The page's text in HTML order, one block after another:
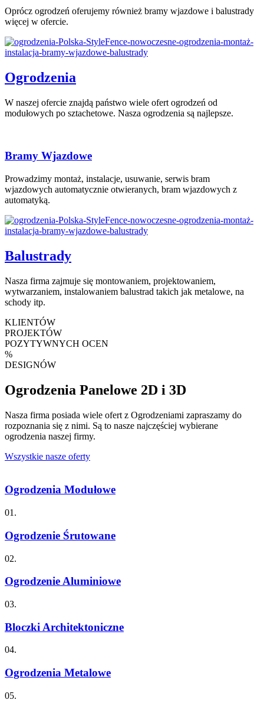
Oprócz ogrodzeń oferujemy również bramy wjazdowe i balustrady
więcej w ofercie.
Ogrodzenia
W naszej ofercie znajdą państwo wiele ofert ogrodzeń od
modułowych po sztachetowe. Nasza ogrodzenia są najlepsze.
Bramy Wjazdowe
Prowadzimy montaż, instalacje, usuwanie, serwis bram
wjazdowych automatycznie otwieranych, bram wjazdowych z
automatyką.
Balustrady
Nasza firma zajmuje się montowaniem, projektowaniem,
wytwarzaniem, instalowaniem balustrad takich jak metalowe, na
schody itp.
KLIENTÓW
PROJEKTÓW
POZYTYWNYCH OCEN
%
DESIGNÓW
Ogrodzenia Panelowe 2D i 3D
Nasza firma posiada wiele ofert z Ogrodzeniami zapraszamy do
rozpoznania się z nimi. Są to nasze najczęściej wybierane
ogrodzenia naszej firmy.
Wszystkie nasze oferty
Ogrodzenia Modułowe
01.
Ogrodzenie Śrutowane
02.
Ogrodzenie Aluminiowe
03.
Bloczki Architektoniczne
04.
Ogrodzenia Metalowe
05.